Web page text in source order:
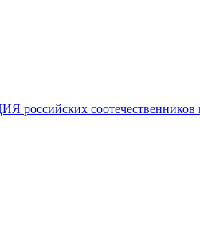
соотечественников